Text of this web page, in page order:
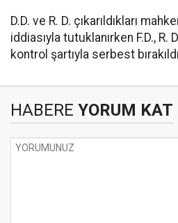
D.D. ve R. D. çıkarıldıkları
iddiasıyla tutuklanırken F.D., R.
kontrol şartıyla serbest
HABERE YORUM KAT